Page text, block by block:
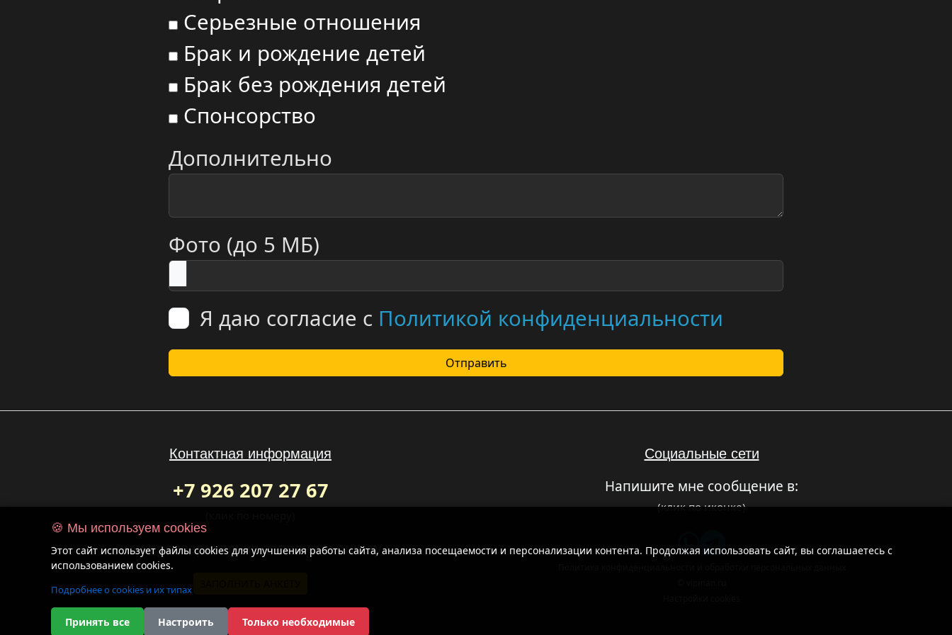
Серьезные отношения
Брак и рождение детей
Брак без рождения детей
Спонсорство
Дополнительно
Фото (до 5 МБ)
Я даю согласие с Политикой конфиденциальности
Отправить
Контактная информация
+7 926 207 27 67
или предварительно заполните анкету
Социальные сети
Напишите мне сообщение в:
(клик по иконке)
🍪 Мы используем cookies
Этот сайт использует файлы cookies для улучшения работы сайта, анализа посещаемости и персонализации контента. Продолжая использовать сайт, вы соглашаетесь с
использованием cookies.
Подробнее о cookies и их типах
Принять все Настроить Только необходимые